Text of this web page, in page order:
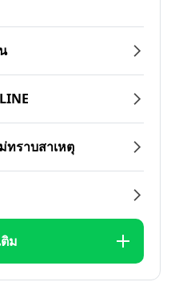
ทราบสาเหตุ
ม